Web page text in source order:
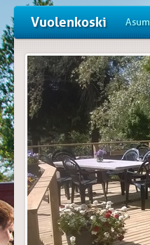
Vuolenkoski